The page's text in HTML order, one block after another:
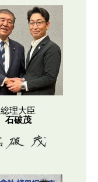
総理大臣
石破茂